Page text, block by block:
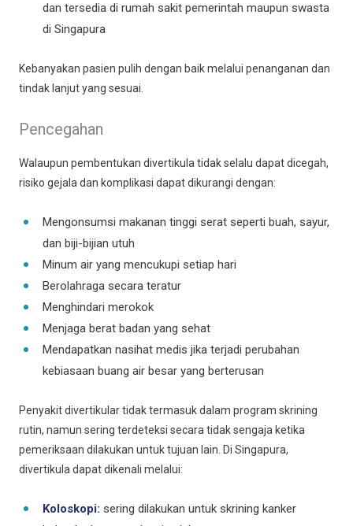
dan tersedia di rumah sakit pemerintah maupun swasta
di Singapura
Kebanyakan pasien pulih dengan baik melalui penanganan dan
tindak lanjut yang sesuai.
Pencegahan
Walaupun pembentukan divertikula tidak selalu dapat dicegah,
risiko gejala dan komplikasi dapat dikurangi dengan:
Mengonsumsi makanan tinggi serat seperti buah, sayur,
dan biji-bijian utuh
Minum air yang mencukupi setiap hari
Berolahraga secara teratur
Menghindari merokok
Menjaga berat badan yang sehat
Mendapatkan nasihat medis jika terjadi perubahan
kebiasaan buang air besar yang berterusan
Penyakit divertikular tidak termasuk dalam program skrining
rutin, namun sering terdeteksi secara tidak sengaja ketika
pemeriksaan dilakukan untuk tujuan lain. Di Singapura,
divertikula dapat dikenali melalui:
Koloskopi: sering dilakukan untuk skrining kanker